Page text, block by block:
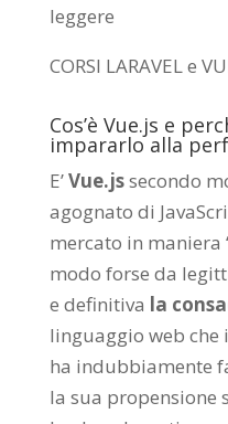
leggere
CORSI LARAVEL e
Cos’è Vue.js e
impararlo alla
E’Vue.jssecondo
agognato di
mercato in maniera
modo forse da
e definitiva la
linguaggio web
ha indubbiamente
la sua propensione